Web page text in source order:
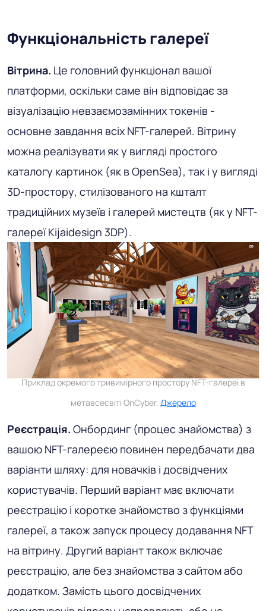
Функціональність галереї
Вітрина. Це головний функціонал вашої
платформи, оскільки саме він відповідає за
візуалізацію невзаємозамінних токенів -
основне завдання всіх NFT-галерей. Вітрину
можна реалізувати як у вигляді простого
каталогу картинок (як в OpenSea), так і у вигляді
3D-простору, стилізованого на кшталт
традиційних музеїв і галерей мистецтв (як у NFT-
галереї Kijaidesign 3DP).
Приклад окремого тривимірного простору NFT-галереї в
метавсесвіті OnCyber. Джерело
Реєстрація. Онбординг (процес знайомства) з
вашою NFT-галереєю повинен передбачати два
варіанти шляху: для новачків і досвідчених
користувачів. Перший варіант має включати
реєстрацію і коротке знайомство з функціями
галереї, а також запуск процесу додавання NFT
на вітрину. Другий варіант також включає
реєстрацію, але без знайомства з сайтом або
додатком. Замість цього досвідчених